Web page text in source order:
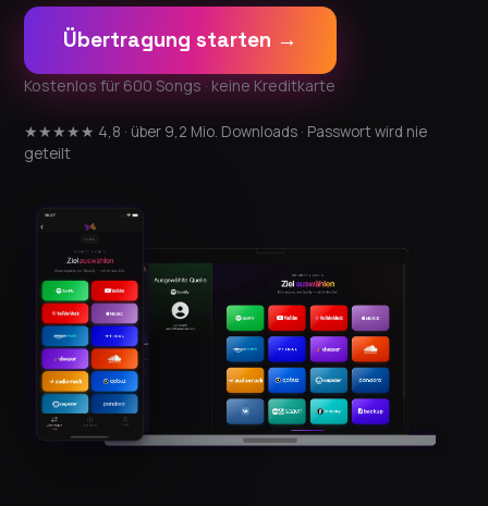
Übertragung starten →
Kostenlos für 600 Songs · keine Kreditkarte
★★★★★ 4,8 · über 9,2 Mio. Downloads · Passwort wird nie
geteilt